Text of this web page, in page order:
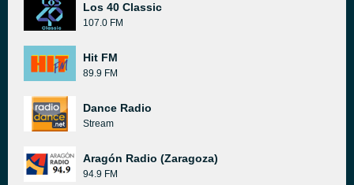
Los 40 Classic
107.0 FM
Hit FM
89.9 FM
Dance Radio
Stream
Aragón Radio (Zaragoza)
94.9 FM